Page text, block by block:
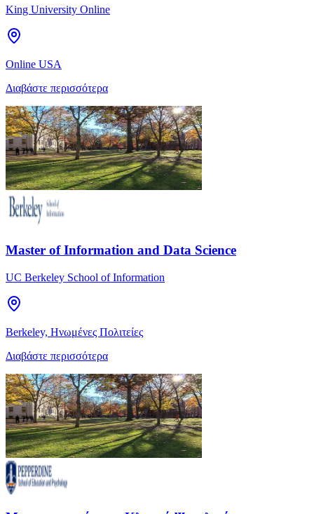
King University Online
Online USA
Διαβάστε περισσότερα
Master of Information and Data Science
UC Berkeley School of Information
Berkeley, Ηνωμένες Πολιτείες
Διαβάστε περισσότερα